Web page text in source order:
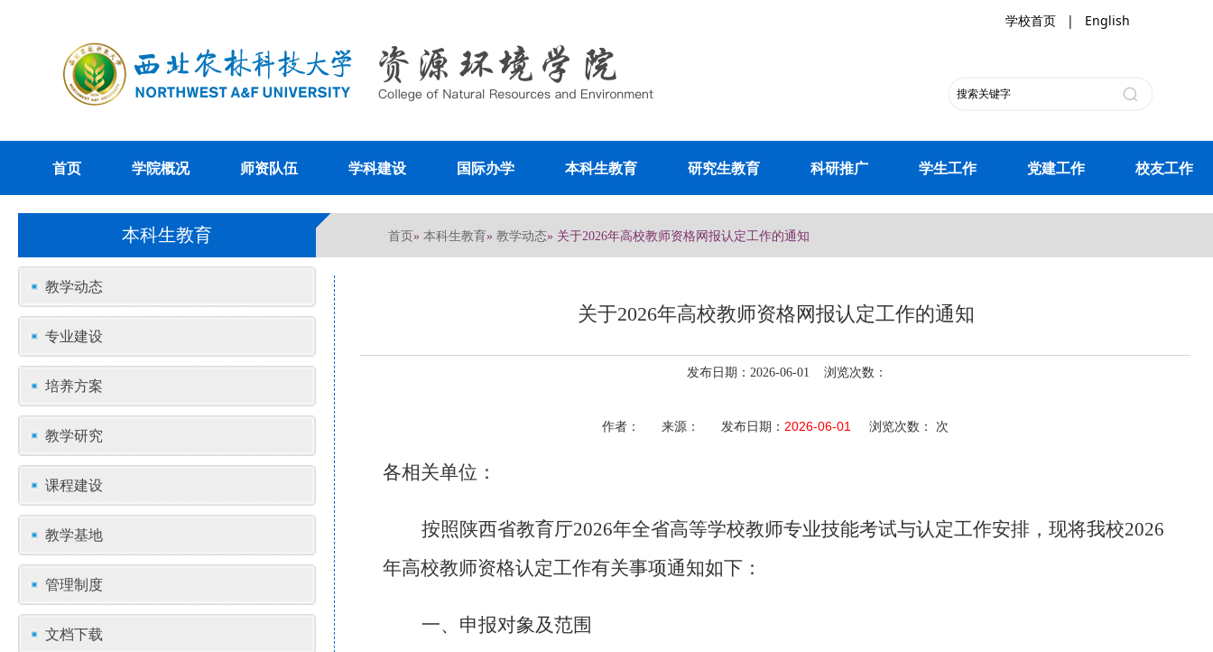
学校首页 | English
首页 学院概况 师资队伍 学科建设 国际办学 本科生教育 研究生教育 科研推广 学生工作 党建工作 校友工作
本科生教育 首页» 本科生教育» 教学动态» 关于2026年高校教师资格网报认定工作的通知
教学动态
专业建设
培养方案
教学研究
课程建设
教学基地
管理制度
文档下载
关于2026年高校教师资格网报认定工作的通知
发布日期：2026-06-01 浏览次数：
作者： 来源： 发布日期： 2026-06-01 浏览次数： 次
各相关单位：
按照陕西省教育厅2026年全省高等学校教师专业技能考试与认定工作安排，现将我校2026
年高校教师资格认定工作有关事项通知如下：
一、申报对象及范围